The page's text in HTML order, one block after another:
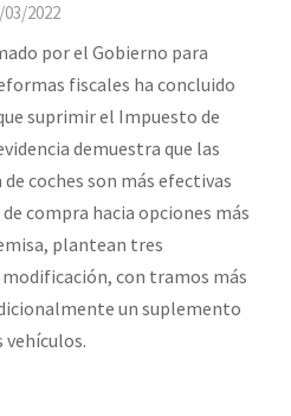
03/2022
por el Gobierno para
fiscales ha concluido
suprimir el Impuesto de
demuestra que las
coches son más efectivas
compra hacia opciones más
plantean tres
con tramos más
un suplemento
vehículos.